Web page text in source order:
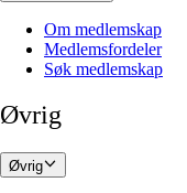
Om medlemskap
Medlemsfordeler
Søk medlemskap
Øvrig
Øvrig